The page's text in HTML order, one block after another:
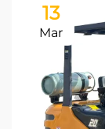
13
Mar